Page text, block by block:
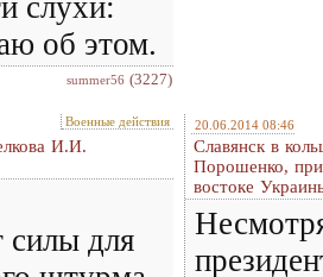
об этом.
summer56 (3227)
Военные действия
И.И.
силы для
20.06.2014 08:46
Славянск в
Порошенко,
востоке